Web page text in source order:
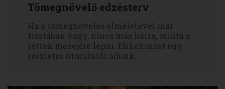
Tömegnövelő edzésterv
Ha a tömegnövelés elméletével már
tisztában vagy, nincs más hátra, minta a
tettek mezejére lépni. Ehhez most egy
részletes útmutatót adunk.